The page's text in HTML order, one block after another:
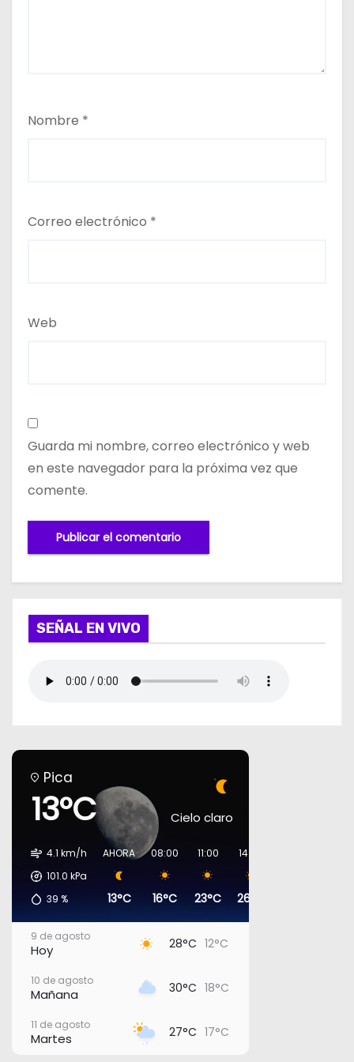
Nombre *
Correo electrónico *
Web
Guarda mi nombre, correo electrónico y web
en este navegador para la próxima vez que
comente.
SEÑAL EN VIVO
Pica
13°C Cielo claro
4.1 km/h
101.0 kPa
39 %
AHORA
13°C
08:00
16°C
11:00
23°C
14:00
26°C
9 de agosto
Hoy 28°C 12°C
10 de agosto
Mañana 30°C 18°C
11 de agosto
Martes 27°C 17°C